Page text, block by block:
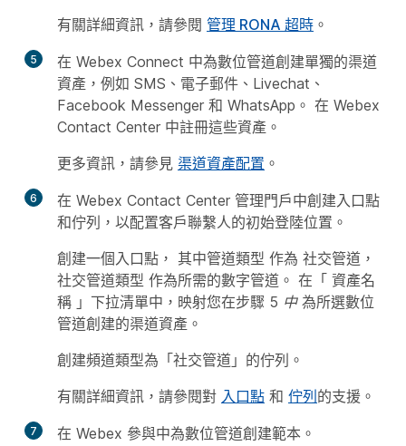
有關詳細資訊，請參閱 管理 RONA 超時 。
5
在 Webex Connect 中為數位管道創建單獨的渠道
資產，例如 SMS、電子郵件、Livechat、
Facebook Messenger 和 WhatsApp。 在 Webex
Contact Center 中註冊這些資產。
更多資訊，請參見 渠道資產配置 。
6
在 Webex Contact Center 管理門戶中創建入口點
和佇列，以配置客戶聯繫人的初始登陸位置。
創建一個入口點， 其中管道類型 作為 社交管道 ，
社交管道類型 作為所需的數字管道。 在「 資產名
稱 」下拉清單中，映射您在步驟 5 中為所選數位
管道創建的渠道資產。
創建頻道類型為「社交管道」的佇列。
有關詳細資訊，請參閱對 入口點 和 佇列 的支援。
7
在 Webex 參與中為數位管道創建範本。